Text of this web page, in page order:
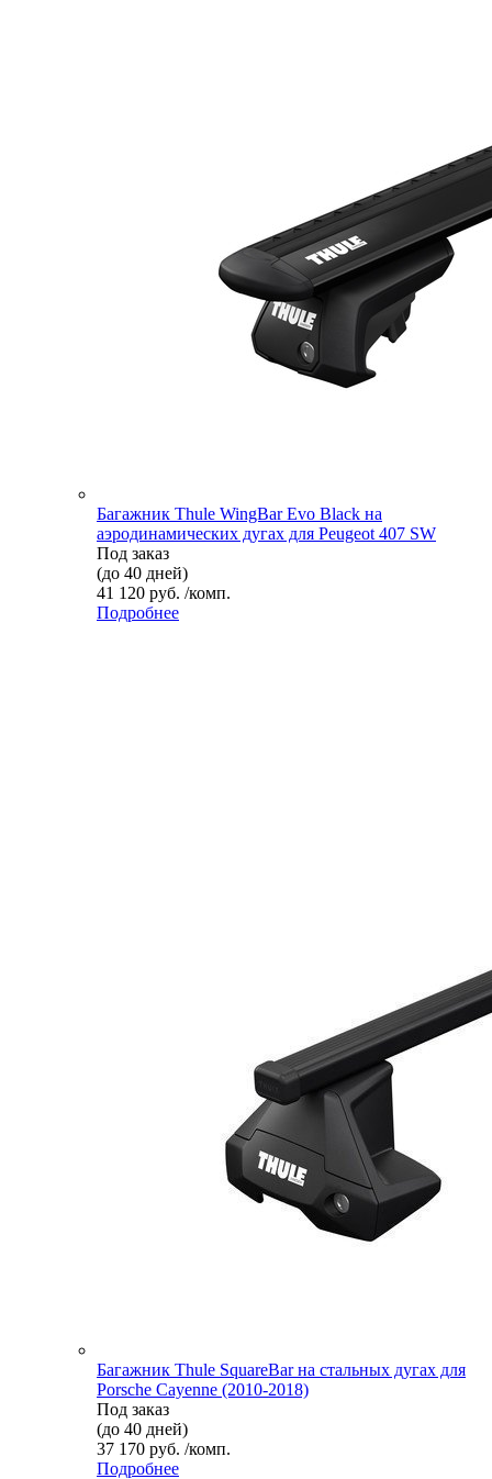
Багажник Thule WingBar Evo Black на
аэродинамических дугах для Peugeot 407 SW
Под заказ
(до 40 дней)
41 120 руб. /комп.
Подробнее
Багажник Thule SquareBar на стальных дугах для
Porsche Cayenne (2010-2018)
Под заказ
(до 40 дней)
37 170 руб. /комп.
Подробнее